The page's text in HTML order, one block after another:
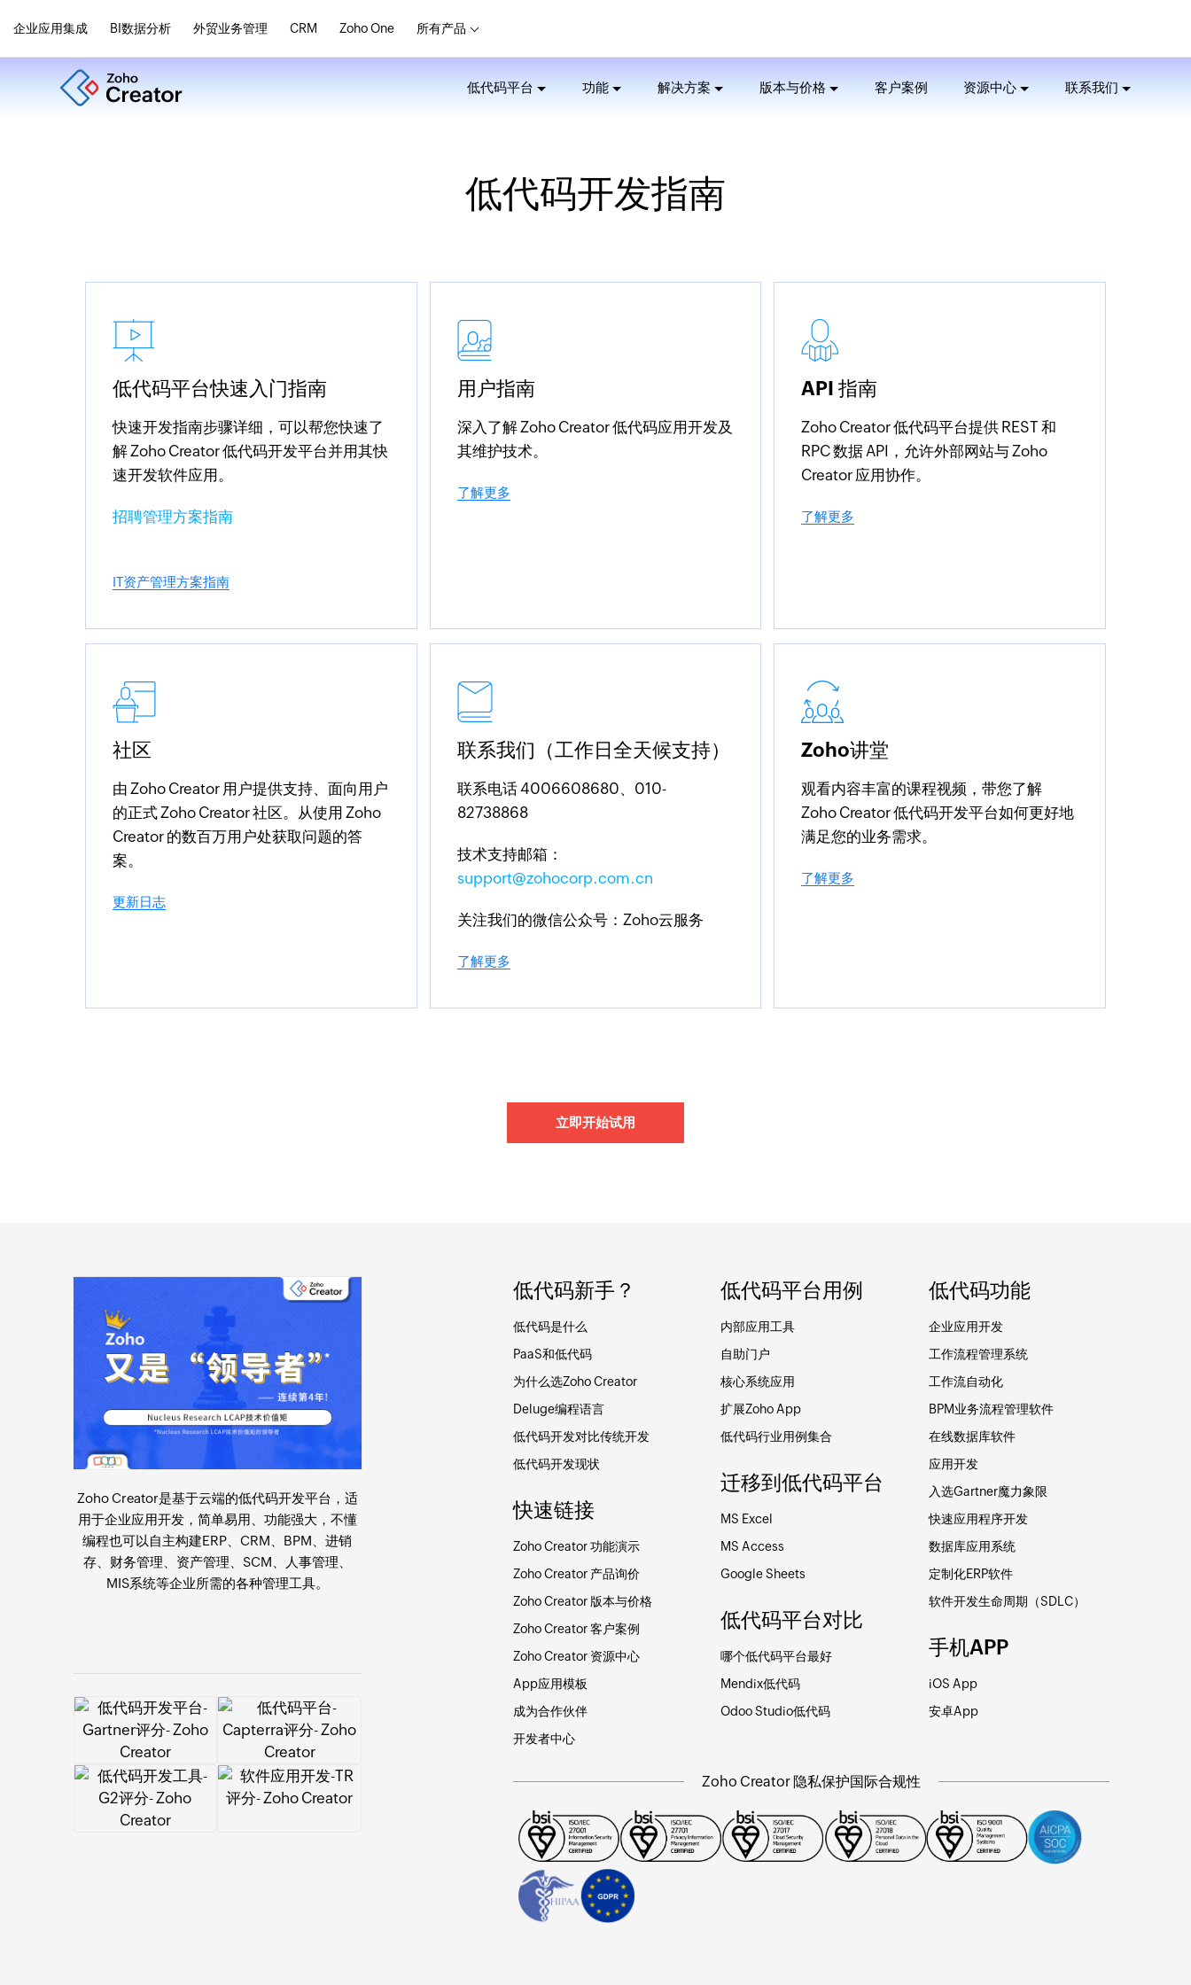
企业应用集成 BI数据分析 外贸业务管理 CRM Zoho One 所有产品
低代码平台 功能 解决方案 版本与价格 客户案例 资源中心 联系我们
低代码开发指南
低代码平台快速入门指南
快速开发指南步骤详细，可以帮您快速了
解 Zoho Creator 低代码开发平台并用其快
速开发软件应用。
招聘管理方案指南
IT资产管理方案指南
用户指南
深入了解 Zoho Creator 低代码应用开发及
其维护技术。
了解更多
API 指南
Zoho Creator 低代码平台提供 REST 和
RPC 数据 API，允许外部网站与 Zoho
Creator 应用协作。
了解更多
社区
由 Zoho Creator 用户提供支持、面向用户
的正式 Zoho Creator 社区。从使用 Zoho
Creator 的数百万用户处获取问题的答
案。
更新日志
联系我们（工作日全天候支持）
联系电话 4006608680、010-
82738868
技术支持邮箱：
support@zohocorp.com.cn
关注我们的微信公众号：Zoho云服务
了解更多
Zoho讲堂
观看内容丰富的课程视频，带您了解
Zoho Creator 低代码开发平台如何更好地
满足您的业务需求。
了解更多
立即开始试用
Zoho Creator是基于云端的低代码开发平台 ，适
用于企业应用开发，简单易用、功能强大，不懂
编程也可以自主构建ERP、CRM、BPM、进销
存、财务管理、资产管理、SCM、人事管理、
MIS系统等企业所需的各种管理工具。
低代码新手？
低代码是什么
PaaS和低代码
为什么选Zoho Creator
Deluge编程语言
低代码开发对比传统开发
低代码开发现状
快速链接
Zoho Creator 功能演示
Zoho Creator 产品询价
Zoho Creator 版本与价格
Zoho Creator 客户案例
Zoho Creator 资源中心
App应用模板
成为合作伙伴
开发者中心
低代码平台用例
内部应用工具
自助门户
核心系统应用
扩展Zoho App
低代码行业用例集合
迁移到低代码平台
MS Excel
MS Access
Google Sheets
低代码平台对比
哪个低代码平台最好
Mendix低代码
Odoo Studio低代码
低代码功能
企业应用开发
工作流程管理系统
工作流自动化
BPM业务流程管理软件
在线数据库软件
应用开发
入选Gartner魔力象限
快速应用程序开发
数据库应用系统
定制化ERP软件
软件开发生命周期（SDLC）
手机APP
iOS App
安卓App
Zoho Creator 隐私保护国际合规性